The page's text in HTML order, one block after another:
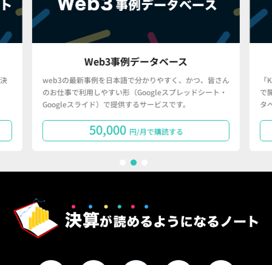
Web3事例データベース
web3の最新事例を日本語で分かりやすく、かつ、皆さん
のお仕事で利用しやすい形（Googleスプレッドシート・
Googleスライド）で提供するサービスです。
50,000 円/月で購読する
で
タ